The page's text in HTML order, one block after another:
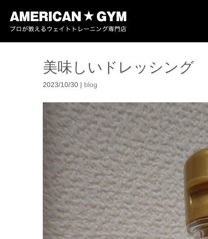
美味しいドレッシング
2023/10/30 blog